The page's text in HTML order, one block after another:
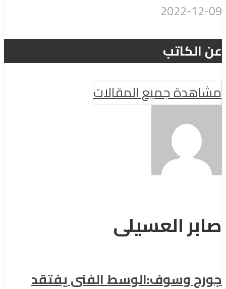
2022-12-09
عن الكاتب
مشاهدة جميع المقالات
صابر العسيلى
جورج وسوف:الوسط الفنى يفتقد